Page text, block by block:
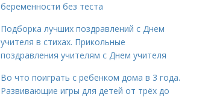
беременности без теста
Подборка лучших поздравлений с Днем
учителя в стихах. Прикольные
поздравления учителям с Днем учителя
Во что поиграть с ребенком дома в 3 года.
Развивающие игры для детей от трёх до